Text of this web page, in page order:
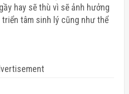
hay sẽ thù vì sẽ ảnh hưởng
tâm sinh lý cũng như thể